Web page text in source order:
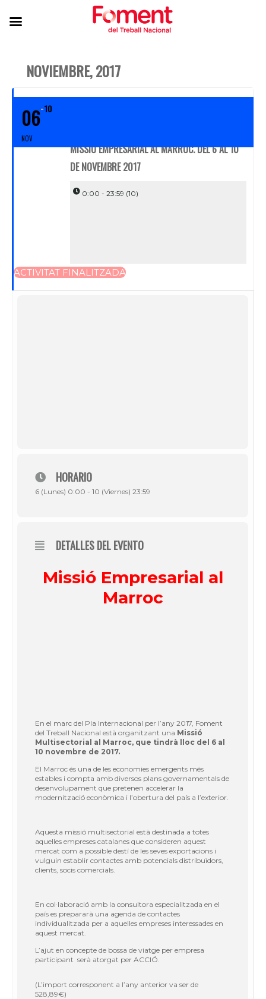
NOVIEMBRE, 2017
06
NOV
10
MISSIÓ EMPRESARIAL AL MARROC. DEL 6 AL 10
DE NOVEMBRE 2017
0:00 - 23:59 (10)
ACTIVITAT FINALITZADA
HORARIO
6 (Lunes) 0:00 - 10 (Viernes) 23:59
DETALLES DEL EVENTO
Missió Empresarial al
Marroc
En el marc del Pla Internacional per l’any 2017, Foment
del Treball Nacional està organitzant una Missió
Multisectorial al Marroc, que tindrà lloc del 6 al
10 novembre de 2017.
El Marroc és una de les economies emergents més
estables i compta amb diversos plans governamentals de
desenvolupament que pretenen accelerar la
modernització econòmica i l’obertura del país a l’exterior.
Aquesta missió multisectorial està destinada a totes
aquelles empreses catalanes que consideren aquest
mercat com a possible destí de les seves exportacions i
vulguin establir contactes amb potencials distribuïdors,
clients, socis comercials.
En col·laboració amb la consultora especialitzada en el
país es prepararà una agenda de contactes
individualitzada per a aquelles empreses interessades en
aquest mercat.
L’ajut en concepte de bossa de viatge per empresa
participant serà atorgat per ACCIÓ.
(L’import corresponent a l’any anterior va ser de
528,89€)